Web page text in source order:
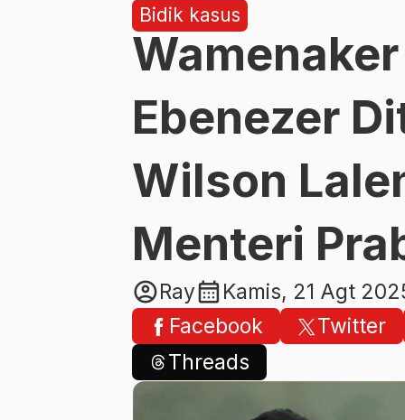
Bidik kasus
Ebenezer
Wilson
Menteri
account_circleRaycalendar_monthKamis, 21 Agt
Facebook
Twitter
Threads